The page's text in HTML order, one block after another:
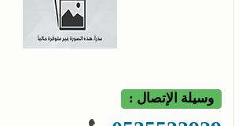
وسيلة الإتصال :